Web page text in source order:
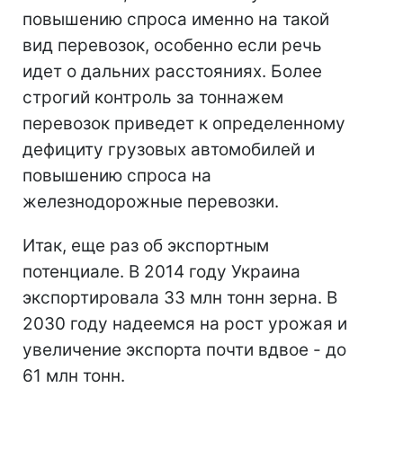
повышению спроса именно на такой
вид перевозок, особенно если речь
идет о дальних расстояниях. Более
строгий контроль за тоннажем
перевозок приведет к определенному
дефициту грузовых автомобилей и
повышению спроса на
железнодорожные перевозки.
Итак, еще раз об экспортным
потенциале. В 2014 году Украина
экспортировала 33 млн тонн зерна. В
2030 году надеемся на рост урожая и
увеличение экспорта почти вдвое - до
61 млн тонн.